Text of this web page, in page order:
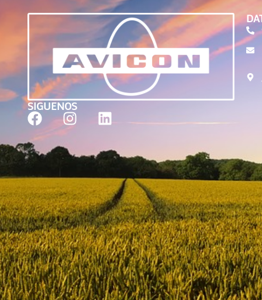
SIGUENOS